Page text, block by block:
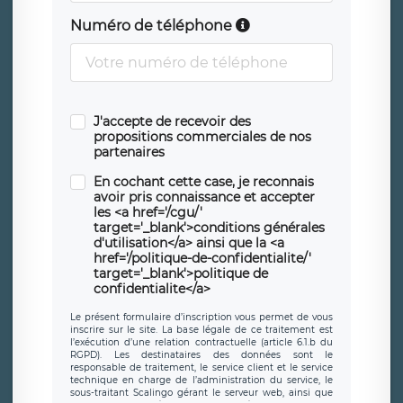
Numéro de téléphone
J'accepte de recevoir des
propositions commerciales de nos
partenaires
En cochant cette case, je reconnais
avoir pris connaissance et accepter
les <a href='/cgu/'
target='_blank'>conditions générales
d'utilisation</a> ainsi que la <a
href='/politique-de-confidentialite/'
target='_blank'>politique de
confidentialite</a>
Le présent formulaire d’inscription vous permet de vous
inscrire sur le site. La base légale de ce traitement est
l’exécution d’une relation contractuelle (article 6.1.b du
RGPD). Les destinataires des données sont le
responsable de traitement, le service client et le service
technique en charge de l’administration du service, le
sous-traitant Scalingo gérant le serveur web, ainsi que